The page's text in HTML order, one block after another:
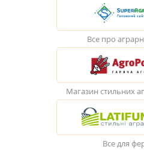
Все про
Магазин стильних
Все для